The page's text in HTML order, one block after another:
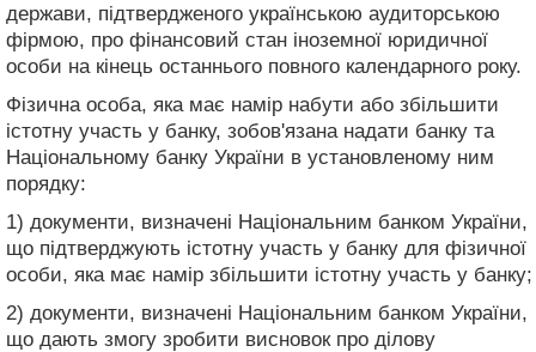
держави, підтвердженого українською аудиторською
фірмою, про фінансовий стан іноземної юридичної
особи на кінець останнього повного календарного року.
Фізична особа, яка має намір набути або збільшити
істотну участь у банку, зобов'язана надати банку та
Національному банку України в установленому ним
порядку:
1) документи, визначені Національним банком України,
що підтверджують істотну участь у банку для фізичної
особи, яка має намір збільшити істотну участь у банку;
2) документи, визначені Національним банком України,
що дають змогу зробити висновок про ділову